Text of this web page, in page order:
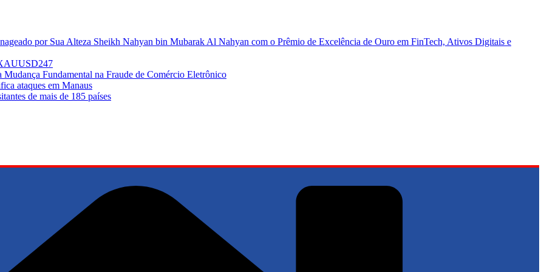
por Sua Alteza Sheikh Nahyan bin Mubarak Al Nahyan com o Prêmio de Excelência de Ouro em FinTech, Ativos Digitais e
Fundamental na Fraude de Comércio Eletrônico
ataques em Manaus
de mais de 185 países